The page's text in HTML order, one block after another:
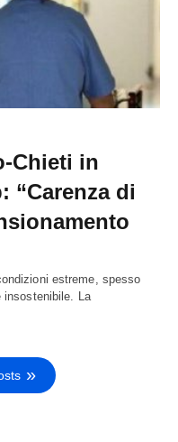
Chieti in
“Carenza di
estreme, spesso
insostenibile. La